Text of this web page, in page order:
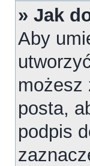
» Jak
Aby
możesz
posta,
podpis